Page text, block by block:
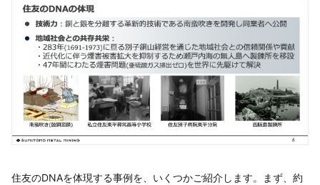
住友のDNAを体現する事例を、いくつかご紹介します。まず、約